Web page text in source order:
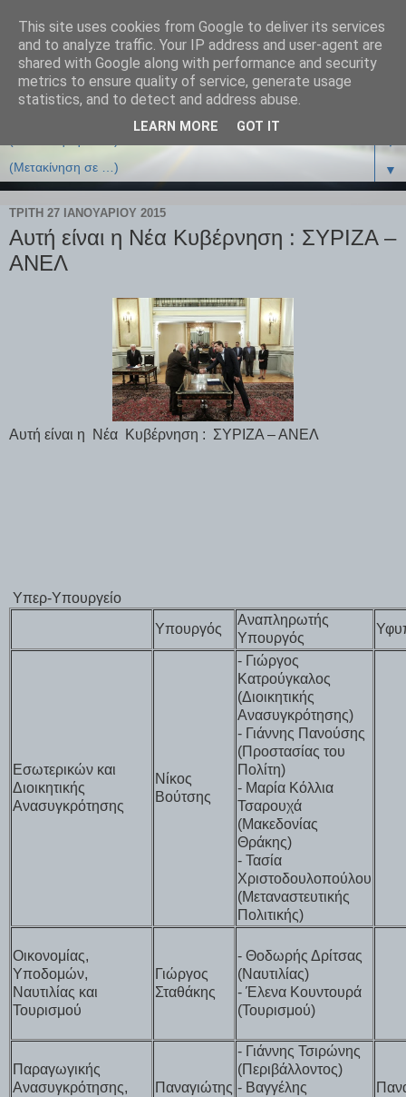
▼
▼
ΤΡΊΤΗ 27 ΙΑΝΟΥΑΡΊΟΥ 2015
Αυτή είναι η Νέα Κυβέρνηση : ΣΥΡΙΖΑ –
ΑΝΕΛ
Αυτή είναι η Νέα Κυβέρνηση : ΣΥΡΙΖΑ – ΑΝΕΛ
Υπερ-Υπουργείο
Υπουργός
Αναπληρωτής
Υπουργός
Εσωτερικών και
Διοικητικής
Ανασυγκρότησης
Νίκος
Βούτσης
- Γιώργος
Κατρούγκαλος
(Διοικητικής
Ανασυγκρότησης)
- Γιάννης Πανούσης
(Προστασίας του
Πολίτη)
- Μαρία Κόλλια
Τσαρουχά
(Μακεδονίας
Θράκης)
- Τασία
Χριστοδουλοπούλου
(Μεταναστευτικής
Πολιτικής)
Οικονομίας,
Υποδομών,
Ναυτιλίας και
Τουρισμού
Γιώργος
Σταθάκης
- Θοδωρής Δρίτσας
(Ναυτιλίας)
- Έλενα Κουντουρά
(Τουρισμού)
Παραγωγικής
Ανασυγκρότησης,
Παναγιώτης
- Γιάννης Τσιρώνης
(Περιβάλλοντος)
- Βαγγέλης
This site uses cookies from Google to deliver its services
and to analyze traffic. Your IP address and user-agent are
shared with Google along with performance and security
metrics to ensure quality of service, generate usage
statistics, and to detect and address abuse.
LEARN MORE GOT IT